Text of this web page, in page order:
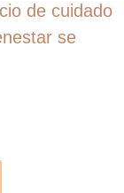
de cuidado
se